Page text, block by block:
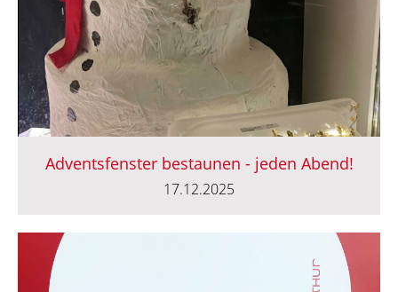
Adventsfenster bestaunen - jeden Abend!
17.12.2025